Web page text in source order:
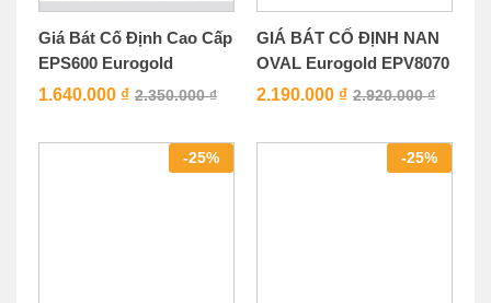
Giá Bát Cố Định Cao Cấp
EPS600 Eurogold
1.640.000 ₫ 2.350.000₫
GIÁ BÁT CỐ ĐỊNH NAN
OVAL Eurogold EPV8070
2.190.000 ₫ 2.920.000₫
-25% -25%